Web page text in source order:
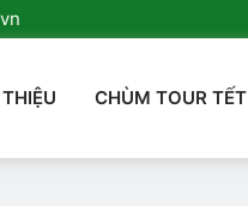
CHÙM TOUR TẾT